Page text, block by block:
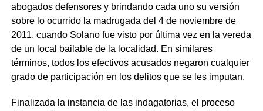
abogados defensores y brindando cada uno su versión
sobre lo ocurrido la madrugada del 4 de noviembre de
2011, cuando Solano fue visto por última vez en la vereda
de un local bailable de la localidad. En similares
términos, todos los efectivos acusados negaron cualquier
grado de participación en los delitos que se les imputan.
Finalizada la instancia de las indagatorias, el proceso